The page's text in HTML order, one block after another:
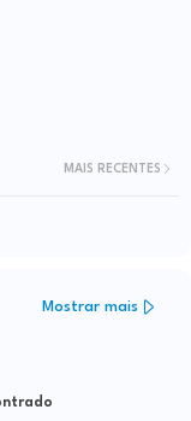
MAIS RECENTES
Mostrar mais